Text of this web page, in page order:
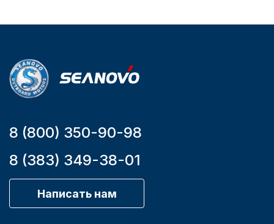
Бензиновый
мотора, л.с.
9,9
8 (800) 350-90-98
8 (383) 349-38-01
Написать нам